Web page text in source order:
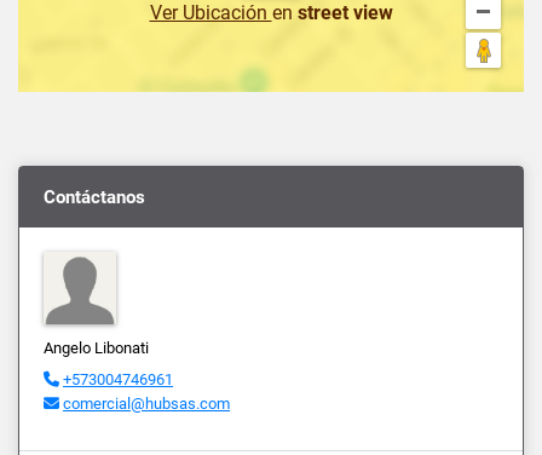
Ver Ubicación en street view
Contáctanos
Angelo Libonati
+573004746961
comercial@hubsas.com